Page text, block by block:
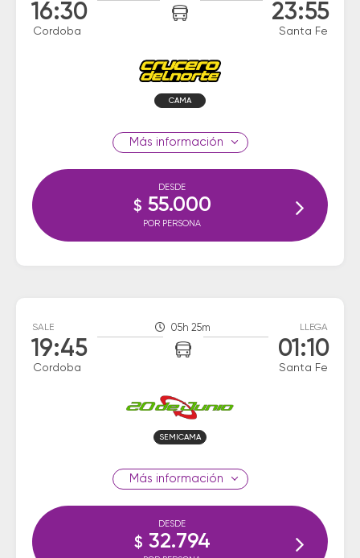
16:30
Cordoba
23:55
Santa Fe
CAMA
información
DESDE
$ 55.000
POR PERSONA
SALE
19:45
Cordoba
05h 25m LLEGA
01:10
Santa Fe
SEMICAMA
información
DESDE
$ 32.794